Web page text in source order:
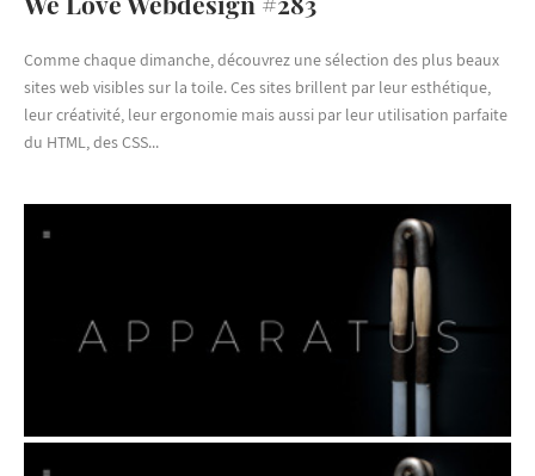
Comme chaque dimanche, découvrez une sélection des plus beaux
sites web visibles sur la toile. Ces sites brillent par leur esthétique,
leur créativité, leur ergonomie mais aussi par leur utilisation parfaite
du HTML, des CSS...